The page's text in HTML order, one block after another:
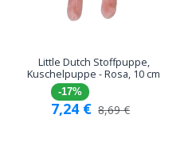
Little Dutch Stoffpuppe,
Kuschelpuppe - Rosa, 10 cm
-17%
7,24 € 8,69€